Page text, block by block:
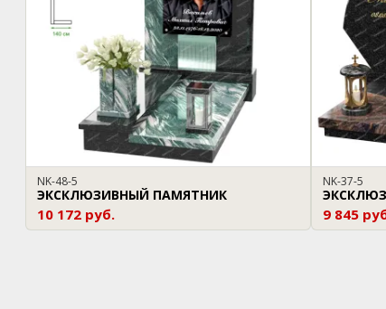
NK-48-5
ЭКСКЛЮЗИВНЫЙ ПАМЯТНИК
10 172 руб.
NK-37-5
9 845